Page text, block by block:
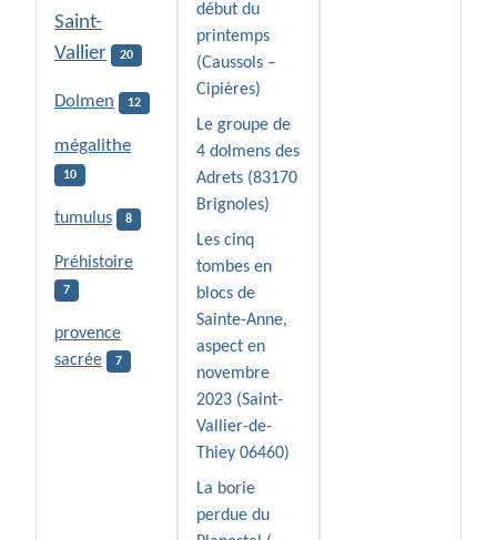
Saint-
Vallier
20
Dolmen 12
mégalithe
10
tumulus 8
Préhistoire
7
provence
sacrée
7
début du
printemps
(Caussols –
Cipières)
Le groupe de
4 dolmens des
Adrets (83170
Brignoles)
Les cinq
tombes en
blocs de
Sainte-Anne,
aspect en
novembre
2023 (Saint-
Vallier-de-
Thiey 06460)
La borie
perdue du